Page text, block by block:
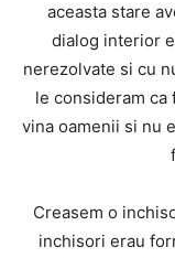
aceasta stare
dialog interior
nerezolvate si cu
le consideram ca
vina oamenii si nu
Creasem o
inchisori erau